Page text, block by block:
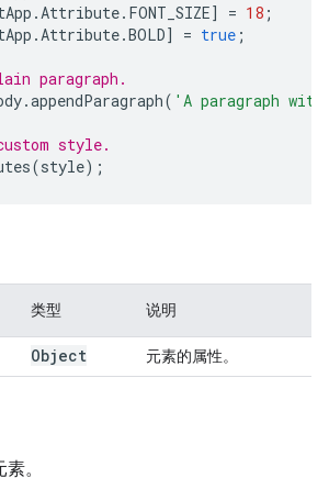
.Attribute. FONT_SIZE] = 18 ;
.Attribute.BOLD] = true ;
paragraph.
.appendParagraph( 'A paragraph
style.
(style);
类型 说明
Object 元素的属性。
。